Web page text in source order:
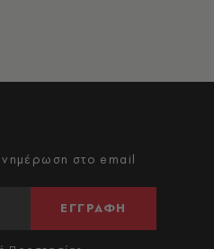
στο email
ΕΓΓΡΑΦΗ